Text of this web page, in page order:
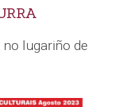
no lugariño de